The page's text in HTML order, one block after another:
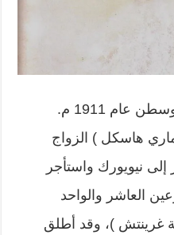
بعد ذلك يعود ( جبران ) إلى بوسطن عام 1911 م.
هاسكل ) الزواج
نيويورك واستأجر
العاشر والواحد
غرينتش )، وقد أطلق